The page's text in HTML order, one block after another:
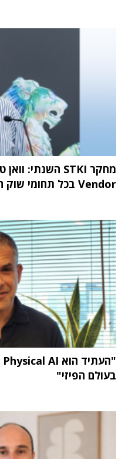
Vendor בכל תחומי שוק ה-IT
בעולם הפיזי"